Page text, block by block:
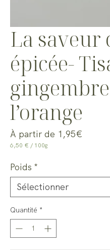
La saveur
épicée-
l’orange
À partir de 1,95€
6,50 € / 100g
100
Grammes
Poids *
Quantité *